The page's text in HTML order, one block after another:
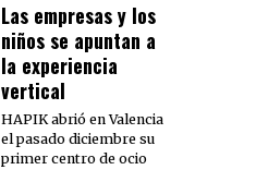
Las empresas y los
niños se apuntan a
la experiencia
vertical
HAPIK abrió en Valencia
el pasado diciembre su
primer centro de ocio